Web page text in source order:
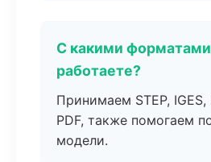
С какими
работаете?
Принимаем STEP, IGES,
PDF, также помогаем
модели.